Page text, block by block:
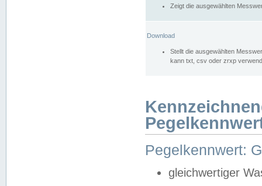
Zeigt die ausgewählten
Download
Stellt die ausgewählten
kann txt, csv oder zrxp
Pegelkennwert:
gleichwertiger